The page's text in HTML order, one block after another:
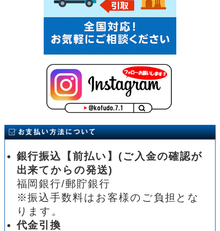
銀行振込【前払い】(ご入金の確認が
出来てからの発送)
福岡銀行/郵貯銀行
※振込手数料はお客様のご負担とな
ります。
代金引換